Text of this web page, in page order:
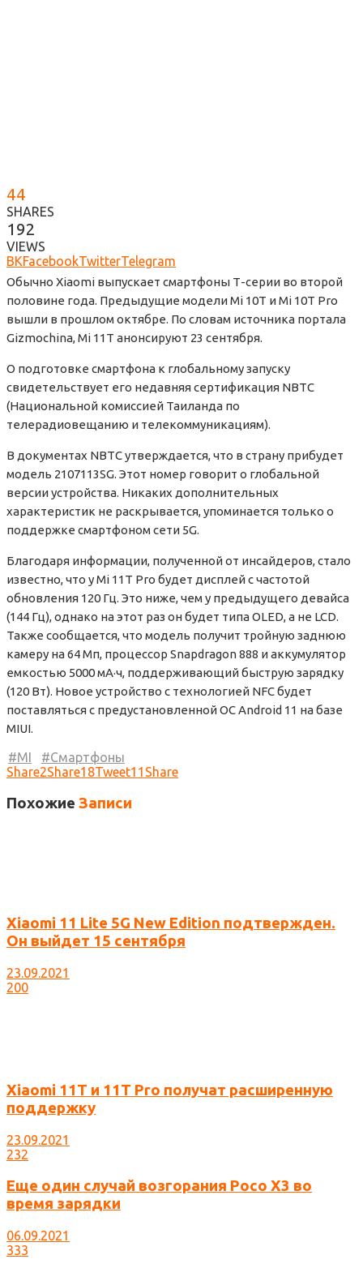
44
SHARES
192
VIEWS
ВКFacebookTwitterTelegram
Обычно Xiaomi выпускает смартфоны Т-серии во второй
половине года. Предыдущие модели Mi 10T и Mi 10T Pro
вышли в прошлом октябре. По словам источника портала
Gizmochina, Mi 11T анонсируют 23 сентября.
О подготовке смартфона к глобальному запуску
свидетельствует его недавняя сертификация NBTC
(Национальной комиссией Таиланда по
телерадиовещанию и телекоммуникациям).
В документах NBTCутверждается, что в страну прибудет
модель 2107113SG. Этот номер говорит о глобальной
версии устройства. Никаких дополнительных
характеристик не раскрывается, упоминается только о
поддержке смартфоном сети 5G.
Благодаря информации, полученной от инсайдеров, стало
известно, что у Mi 11T Pro будет дисплей с частотой
обновления 120 Гц. Это ниже, чем у предыдущего девайса
(144 Гц), однако на этот раз он будет типа OLED, а не LCD.
Также сообщается, что модель получит тройную заднюю
камеру на 64 Мп, процессор Snapdragon 888 и аккумулятор
емкостью 5000 мА·ч, поддерживающий быструю зарядку
(120 Вт). Новое устройство с технологией NFC будет
поставляться с предустановленной ОС Android 11 на базе
MIUI.
MI
Смартфоны
Share2Share18Tweet11 Share
Похожие Записи
Xiaomi 11 Lite 5G New Edition подтвержден.
Он выйдет 15 сентября
23.09.2021
200
Xiaomi 11T и 11T Pro получат расширенную
поддержку
23.09.2021
232
Еще один случай возгорания Poco X3 во
время зарядки
06.09.2021
333